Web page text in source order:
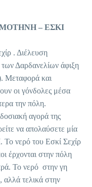
– EΣΚΙ
. Διέλευση
Δαρδανελίων άφιξη
Μεταφορά και
οι γόνδολες μέσα
την πόλη.
αγορά της
να απολαύσετε μία
νερό του Εσκί Σεχίρ
έρχονται στην πόλη
Το νερό στην γη
τελικά στην